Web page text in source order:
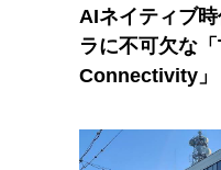
AIネイティブ
ラに不可欠な
Connectivity」